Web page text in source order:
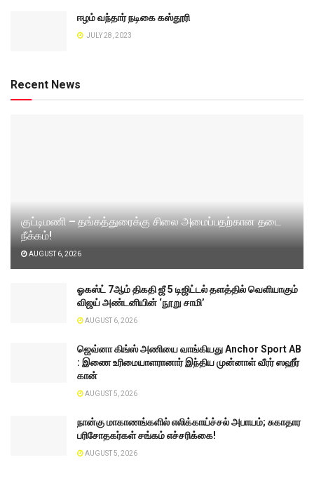
ஈழம் வந்தார் நடிகை கஸ்தூரி
JULY 28, 2023
Recent News
குட்டிமணி – தங்கத்துரைக்கு சிலை அமைப்பதற்கான தடை
நீக்கம்!
AUGUST 6, 2026
ஓகஸ்ட் 7ஆம் திகதி ஜீ 5 டிஜிட்டல் தளத்தில் வெளியாகும்
விஜய் அண்டனியின் ‘நூறு சாமி’
AUGUST 6, 2026
ஜெவ்னா கிங்ஸ் அணியை வாங்கியது Anchor Sport AB
: இணை உரிமையாளரானார் இந்திய முன்னாள் வீரர் ஸஹீர்
கான்
AUGUST 5, 2026
நான்கு மாகாணங்களில் எலிக்காய்ச்சல் அபாயம்; சுகாதார
பரிசோதகர்கள் சங்கம் எச்சரிக்கை!
AUGUST 5, 2026